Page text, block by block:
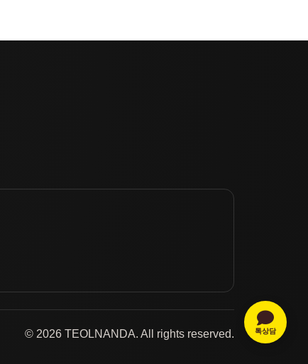
톡상담
© 2026 TEOLNANDA. All rights reserved.